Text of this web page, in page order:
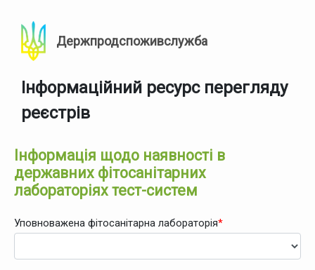
Держпродспоживслужба
Інформаційний ресурс перегляду
реєстрів
Інформація щодо наявності в
державних фітосанітарних
лабораторіях тест-систем
Уповноважена фітосанітарна лабораторія*